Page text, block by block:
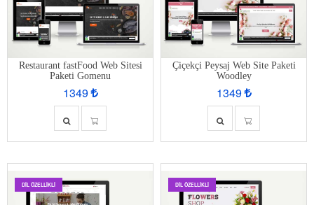
Restaurant fastFood Web Sitesi
Paketi Gomenu
1349
Çiçekçi Peysaj Web Site Paketi
Woodley
1349
DIL ÖZELLIKLI DIL ÖZELLIKLI